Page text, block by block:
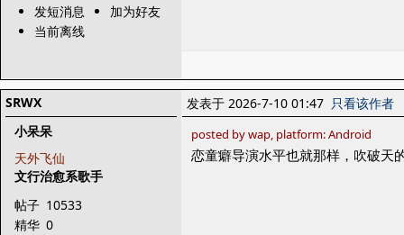
发短消息
加为好友
当前离线
SRWX
小呆呆
天外飞仙
文行治愈系歌手
帖子 10533
精华 0
发表于 2026-7-10 01:47 只看该作者
posted by wap, platform: Android
恋童癖导演水平也就那样，吹破天